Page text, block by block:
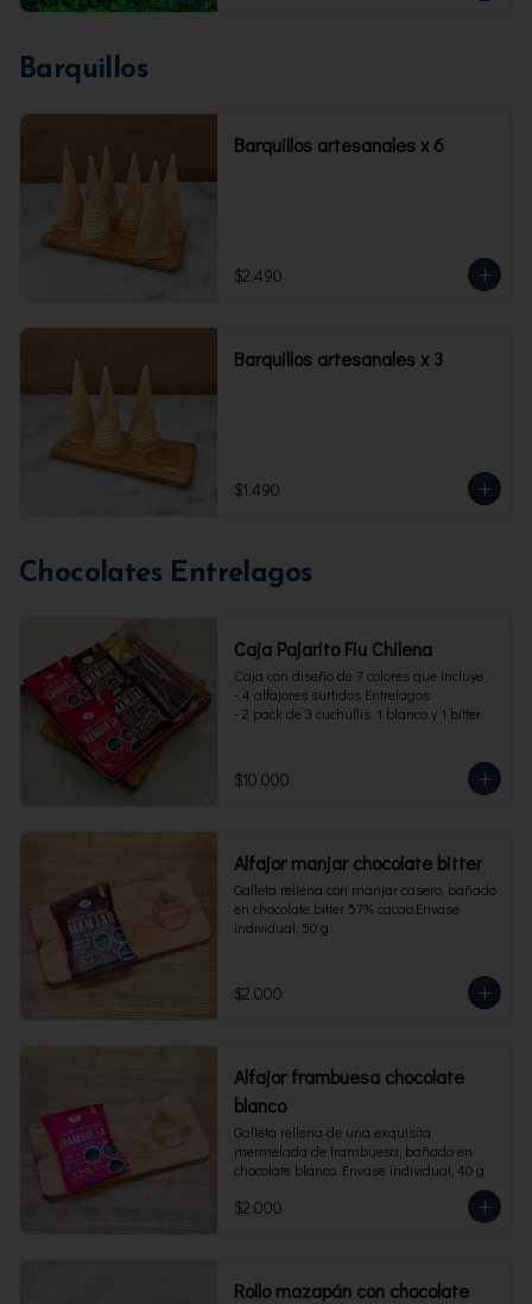
Barquillos
Barquillos artesanales x 6
$2.490
Barquillos artesanales x 3
$1.490
Chocolates Entrelagos
Caja Pajarito Fiu Chilena
Caja con diseño de 7 colores que incluye:
- 4 alfajores surtidos Entrelagos
- 2 pack de 3 cuchuflis. 1 blanco y 1 bitter
$10.000
Alfajor manjar chocolate bitter
Galleta rellena con manjar casero, bañado
en chocolate bitter 57% cacao.Envase
individual, 50 g.
$2.000
Alfajor frambuesa chocolate
blanco
Galleta rellena de una exquisita
mermelada de frambuesa, bañado en
chocolate blanco. Envase individual, 40 g.
$2.000
Rollo mazapán con chocolate